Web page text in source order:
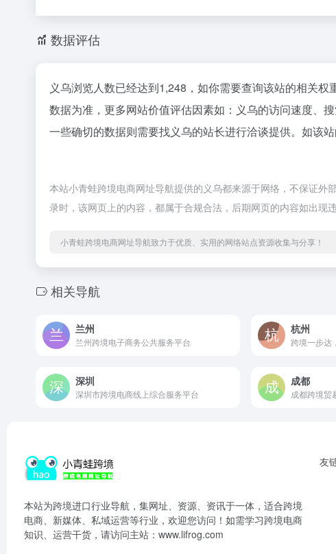
数据评估
义乌浏览人数已经达到1,248，如你需要查询该站的相关权
数据为准，更多网站价值评估因素如：义乌的访问速度、
一些确切的数据则需要找义乌的站长进行洽谈提供。如该
本站小青蛙跨境电商网址导航提供的义乌都来源于网络，不保证
录时，该网页上的内容，都属于合规合法，后期网页的内容如出现
小青蛙跨境电商网址导航致力于优质、实用的网络站点资源收集与分享！
相关导航
兰州
兰州跨境电子商务公共服务平台
杭州
跨境一步达
深圳
深圳市跨境电商线上综合服务平台
成都
成都跨境贸
本站为跨境进口行业导航，集网址、资源、资讯于一体，适合跨境
电商、新媒体、私域运营等行业，欢迎您访问！如需学习跨境电商
知识、运营干货，请访问主站：www.lifrog.com
友